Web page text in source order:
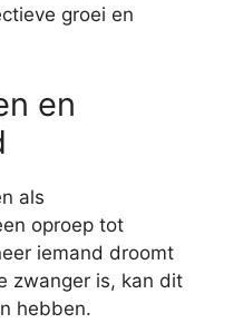
groei en
en
als
oproep tot
iemand droomt
zwanger is, kan dit
hebben.